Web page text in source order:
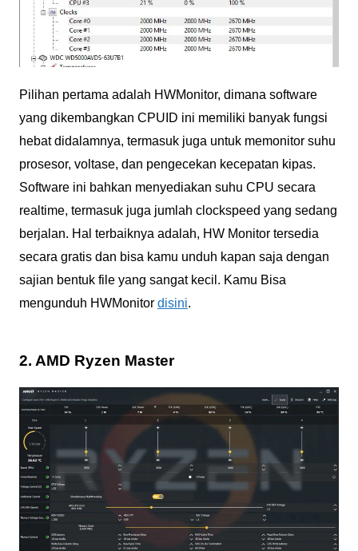
Pilihan pertama adalah HWMonitor, dimana software
yang dikembangkan CPUID ini memiliki banyak fungsi
hebat didalamnya, termasuk juga untuk memonitor suhu
prosesor, voltase, dan pengecekan kecepatan kipas.
Software ini bahkan menyediakan suhu CPU secara
realtime, termasuk juga jumlah clockspeed yang sedang
berjalan. Hal terbaiknya adalah, HW Monitor tersedia
secara gratis dan bisa kamu unduh kapan saja dengan
sajian bentuk file yang sangat kecil. Kamu Bisa
mengunduh HWMonitor disini.
2. AMD Ryzen Master